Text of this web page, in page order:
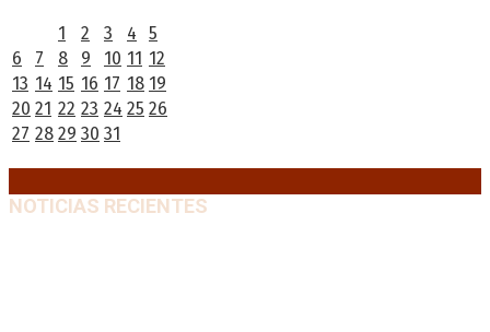
1
2 3 4
5
6
7 8 9 10 11 12
13 14 15 16 17 18 19
20 21 22 23 24 25 26
27 28 29 30 31
NOTICIAS RECIENTES